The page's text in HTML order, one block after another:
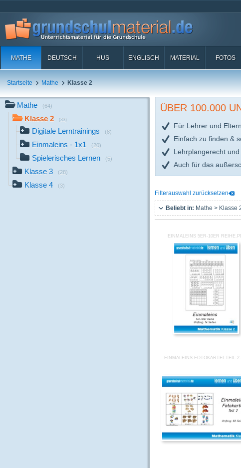
MATHE DEUTSCH HUS ENGLISCH MATERIAL FOTOS
Startseite Mathe Klasse 2
Mathe (64)
Klasse 2 (33)
Digitale Lerntrainings (8)
Einmaleins - 1x1 (20)
Spielerisches Lernen (5)
Klasse 3 (28)
Klasse 4 (3)
ÜBER 100.000
Für Lehrer und Eltern
Einfach zu finden &
Lehrplangerecht
Auch für das
Filterauswahl zurücksetzen
Beliebt in: Mathe > Klasse
EINMALEINS 5ER-10ER
EINMALEINS-FOTOKARTEI TEIL